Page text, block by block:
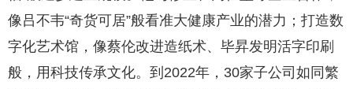
像吕不韦“奇货可居”般看准大健康产业的潜力；打造数
字化艺术馆，像蔡伦改进造纸术、毕昇发明活字印刷
般，用科技传承文化。到2022年，30家子公司如同繁